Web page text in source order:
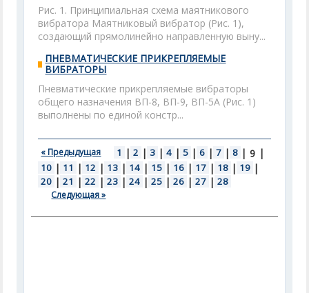
Рис. 1. Принципиальная схема маятникового
вибратора Маятниковый вибратор (Рис. 1),
создающий прямолинейно направленную выну...
ПНЕВМАТИЧЕСКИЕ ПРИКРЕПЛЯЕМЫЕ
ВИБРАТОРЫ
Пневматические прикрепляемые вибраторы
общего назначения ВП-8, ВП-9, ВП-5А (Рис. 1)
выполнены по единой констр...
« Предыдущая 1 | 2 | 3 | 4 | 5 | 6 | 7 | 8 | 9 |
10 | 11 | 12 | 13 | 14 | 15 | 16 | 17 | 18 | 19 |
20 | 21 | 22 | 23 | 24 | 25 | 26 | 27 | 28
Следующая »